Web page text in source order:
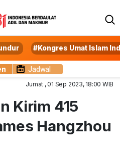
#Kongres Umat Islam
Jadwal
Jumat , 01 Sep 2023, 18:00 WIB
Kirim 415
Hangzhou